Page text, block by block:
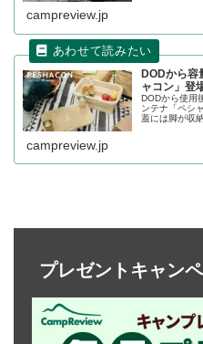
campreview.jp
DODから容
ャコン」登
DODから使用
ンテナ「ペシ
蓋には脚が収
campreview.jp
プレゼントキャン